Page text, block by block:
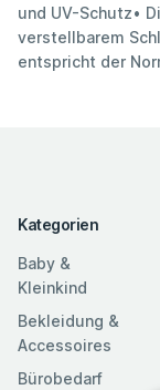
und UV-Schutz•
verstellbarem
entspricht der
Kategorien
Baby &
Kleinkind
Bekleidung &
Accessoires
Bürobedarf